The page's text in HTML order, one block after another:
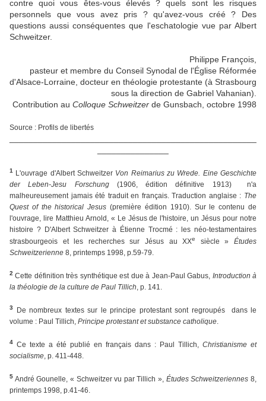
contre quoi vous êtes-vous élevés ? quels sont les risques
personnels que vous avez pris ? qu'avez-vous créé ? Des
questions aussi conséquentes que l'eschatologie vue par Albert
Schweitzer.
Philippe François,
pasteur et membre du Conseil Synodal de l'Église Réformée
d'Alsace-Lorraine, docteur en théologie protestante (à Strasbourg
sous la direction de Gabriel Vahanian).
Contribution au Colloque Schweitzer de Gunsbach, octobre 1998
Source : Profils de libertés
1 L'ouvrage d'Albert Schweitzer Von Reimarius zu Wrede. Eine Geschichte
der Leben-Jesu Forschung(1906, édition définitive 1913) n'a
malheureusement jamais été traduit en français. Traduction anglaise : The
Quest of the historical Jesus (première édition 1910). Sur le contenu de
l'ouvrage, lire Matthieu Arnold, « Le Jésus de l'histoire, un Jésus pour notre
histoire ? D'Albert Schweitzer à Étienne Trocmé : les néo-testamentaires
strasbourgeois et les recherches sur Jésus au XXe siècle »Études
Schweitzerienne 8, printemps 1998, p.59-79.
2 Cette définition très synthétique est due à Jean-Paul Gabus, Introduction à
la théologie de la culture de Paul Tillich , p. 141.
3
De nombreux textes sur le principe protestant sont regroupés dans le
volume : Paul Tillich, Principe protestant et substance catholique
4 Ce texte a été publié en français dans : Paul Tillich, Christianisme et
socialisme , p. 411-448.
5 André Gounelle, « Schweitzer vu par Tillich », Études Schweitzeriennes 8,
printemps 1998, p.41-46.